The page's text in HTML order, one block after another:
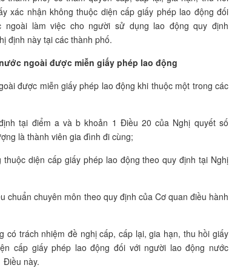
xác nhận không thuộc diện cấp giấy phép lao động đối
ngoài làm việc cho người sử dụng lao động quy định
định này tại các thành phố.
ngoài được miễn giấy phép lao động
được miễn giấy phép lao động khi thuộc một trong các
tại điểm a và b khoản 1 Điều 20 của Nghị quyết số
là thành viên gia đình đi cùng;
diện cấp giấy phép lao động theo quy định tại Nghị
chuẩn chuyên môn theo quy định của Cơ quan điều hành
có trách nhiệm đề nghị cấp, cấp lại, gia hạn, thu hồi giấy
cấp giấy phép lao động đối với người lao động nước
Điều này.